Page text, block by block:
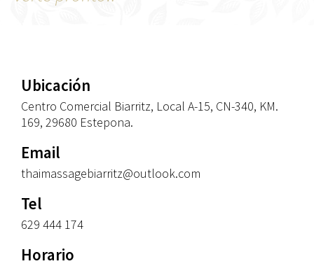
Ubicación
Centro Comercial Biarritz, Local A-15, CN-340, KM.
169, 29680 Estepona.
Email
thaimassagebiarritz@outlook.com
Tel
629 444 174
Horario